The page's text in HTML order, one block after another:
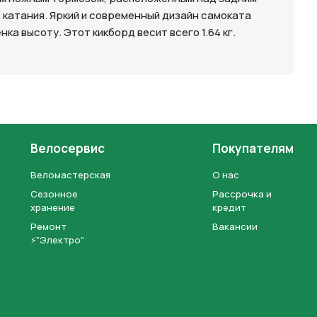
Яркий и современный дизайн самоката
высоту. Этот кикборд весит всего 1.64 кг.
Велосервис
Веломастерская
Сезонное
хранение
Ремонт
⚡"Электро"
Покупателям
О нас
Рассрочка и
кредит
Вакансии